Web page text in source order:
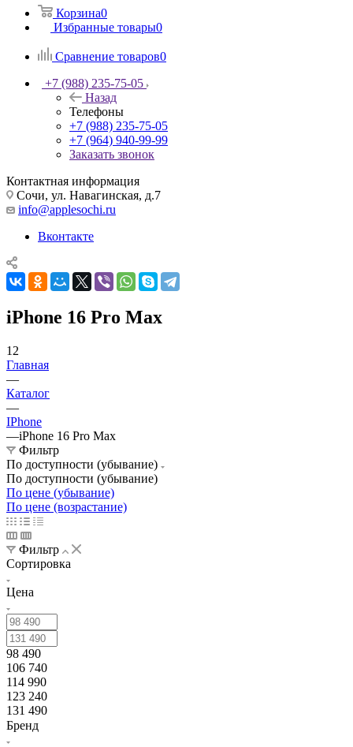
Корзина0
Избранные товары0
Сравнение товаров0
+7 (988) 235-75-05
Назад
Телефоны
+7 (988) 235-75-05
+7 (964) 940-99-99
Заказать звонок
Контактная информация
Сочи, ул. Навагинская, д.7
info@applesochi.ru
Вконтакте
iPhone 16 Pro Max
12
Главная
—
Каталог
—
IPhone
—iPhone 16 Pro Max
Фильтр
По доступности (убывание)
По доступности (убывание)
По цене (убывание)
По цене (возрастание)
Фильтр
Сортировка
Цена
98 490
106 740
114 990
123 240
131 490
Бренд